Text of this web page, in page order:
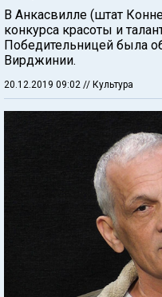
В Анкасвилле (штат
конкурса красоты и
Победительницей была
Вирджинии.
20.12.2019 09:02 // Культура